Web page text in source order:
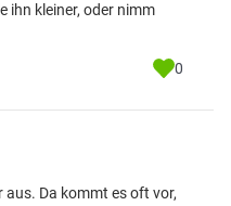
ihn kleiner, oder nimm
0
aus. Da kommt es oft vor,